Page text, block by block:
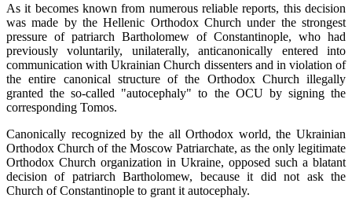
As it becomes known from numerous reliable reports, this decision
was made by the Hellenic Orthodox Church under the strongest
pressure of patriarch Bartholomew of Constantinople, who had
previously voluntarily, unilaterally, anticanonically entered into
communication with Ukrainian Church dissenters and in violation of
the entire canonical structure of the Orthodox Church illegally
granted the so-called "autocephaly" to the OCU by signing the
corresponding Tomos.
Canonically recognized by the all Orthodox world, the Ukrainian
Orthodox Church of the Moscow Patriarchate, as the only legitimate
Orthodox Church organization in Ukraine, opposed such a blatant
decision of patriarch Bartholomew, because it did not ask the
Church of Constantinople to grant it autocephaly.